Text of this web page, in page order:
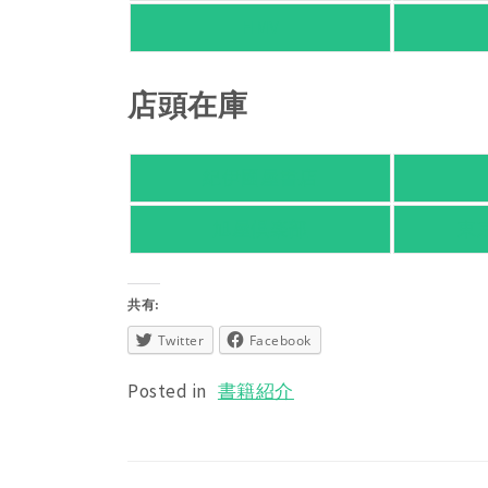
店頭在庫
共有:
Twitter Facebook
Posted in 書籍紹介